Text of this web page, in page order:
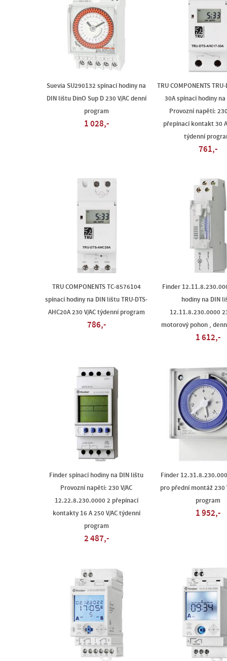
Suevia SU290132 spínací hodiny na
DIN lištu DinO Sup D 230 V/AC denní
program
1 028,-
TRU COMPONENTS
30A spínací hodiny
Provozní napětí: 230
přepínací kontakt 30 A
týdenní
761,-
TRU COMPONENTS TC-8576104
spínací hodiny na DIN lištu TRU-DTS-
AHC20A 230 V/AC týdenní program
786,-
Finder
hodiny na DIN
12.11.8.230.0000
motorový pohon ,
1 612,-
Finder spínací hodiny na DIN lištu
Provozní napětí: 230 V/AC
12.22.8.230.0000 2 přepínací
kontakty 16 A 250 V/AC týdenní
program
2 487,-
Finder
pro přední montáž 230
program
1 952,-